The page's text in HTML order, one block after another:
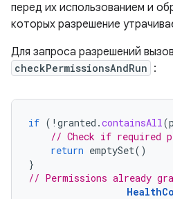
перед их использованием и
которых разрешение
Для запроса разрешений
checkPermissionsAndRun :
if ( ! granted .containsAll(
// Check if required
return emptySet()
}
// Permissions already